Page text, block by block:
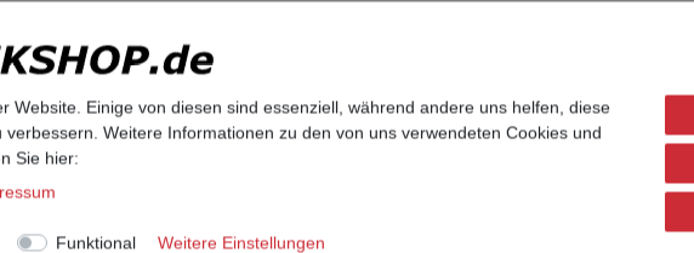
auf Werkseinstellungen zurück gesetzt, das Administratorpasswort lautet
wir das Telefon mit Siemens- oder Unify-Branding. Das Telefonmodell selbst
Website. Einige von diesen sind essenziell, während andere uns helfen, diese
Weitere Informationen zu den von uns verwendeten Cookies und
Sie hier:
Funktional Weitere Einstellungen